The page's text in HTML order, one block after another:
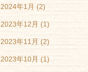
2024年1月 (2)
2023年12月 (1)
2023年11月 (2)
2023年10月 (1)